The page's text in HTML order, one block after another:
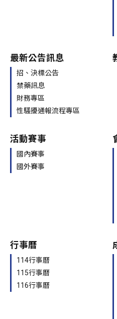
最新公告訊息
招、決標公告
禁藥訊息
財務專區
性騷擾通報流程專區
活動賽事
國內賽事
國外賽事
行事曆
114行事曆
115行事曆
116行事曆